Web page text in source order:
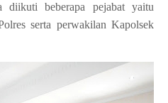
diikuti beberapa pejabat yaitu
serta perwakilan Kapolsek